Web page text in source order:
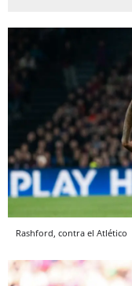
Rashford, contra el Atlético